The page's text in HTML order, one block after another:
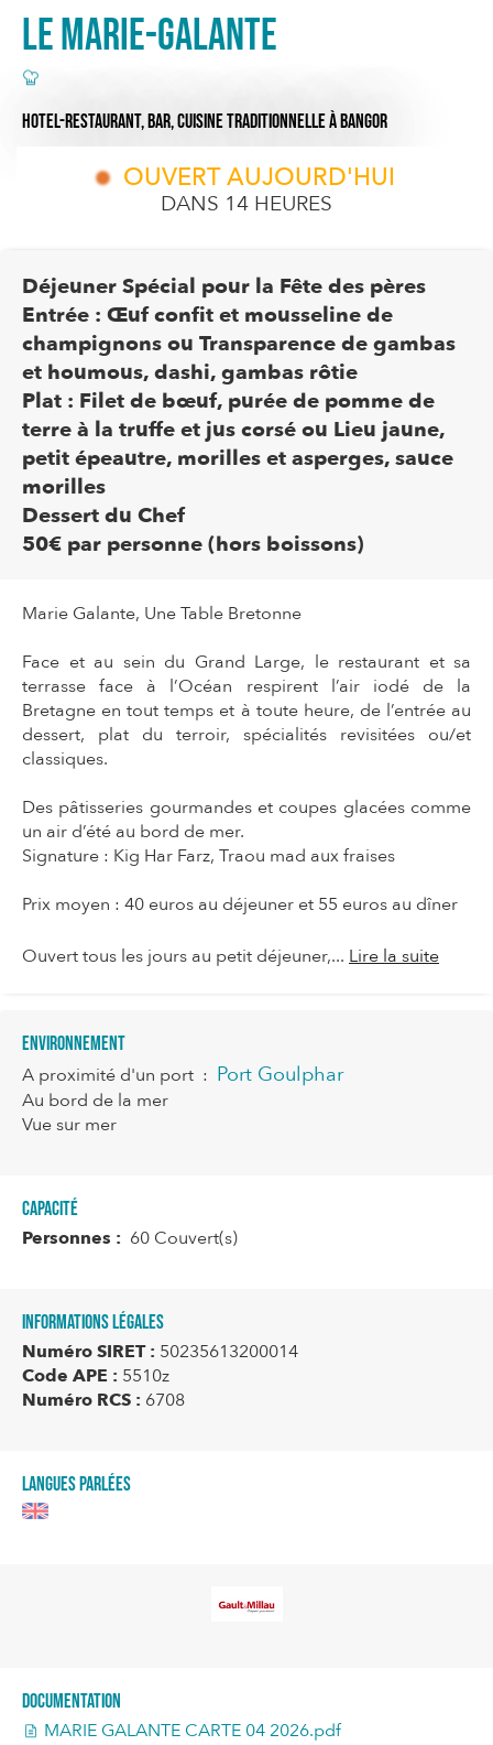
Le Marie-Galante
HOTEL-RESTAURANT,BAR,CUISINE TRADITIONNELLEÀ BANGOR
OUVERT AUJOURD'HUI
DANS 14 HEURES
Déjeuner Spécial pour la Fête des pères
Entrée : Œuf confit et mousseline de
champignons ou Transparence de gambas
et houmous, dashi, gambas rôtie
Plat : Filet de bœuf, purée de pomme de
terre à la truffe et jus corsé ou Lieu jaune,
petit épeautre, morilles et asperges, sauce
morilles
Dessert du Chef
50€ par personne (hors boissons)
Marie Galante, Une Table Bretonne
Face et au sein du Grand Large, le restaurant et sa
terrasse face à l’Océan respirent l’air iodé de la
Bretagne en tout temps et à toute heure, de l’entrée au
dessert, plat du terroir, spécialités revisitées ou/et
classiques.
Des pâtisseries gourmandes et coupes glacées comme
un air d’été au bord de mer.
Signature : Kig Har Farz, Traou mad aux fraises
Prix moyen : 40 euros au déjeuner et 55 euros au dîner
Ouvert tous les jours au petit déjeuner,... Lire la suite
Environnement
A proximité d'un port : Port Goulphar
Au bord de la mer
Vue sur mer
Capacité
Personnes : 60 Couvert(s)
Informations légales
Numéro SIRET : 50235613200014
Code APE : 5510z
Numéro RCS : 6708
Langues parlées
Documentation
MARIE GALANTE CARTE 04 2026.pdf